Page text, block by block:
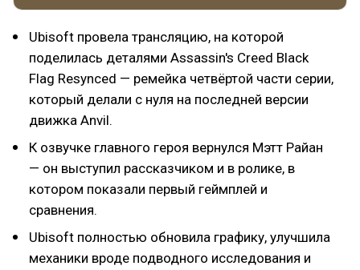
Ubisoft провела трансляцию, на которой
поделилась деталями Assassin's Creed Black
Flag Resynced — ремейка четвёртой части серии,
который делали с нуля на последней версии
движка Anvil.
К озвучке главного героя вернулся Мэтт Райан
— он выступил рассказчиком и в ролике, в
котором показали первый геймплей и
сравнения.
Ubisoft полностью обновила графику, улучшила
механики вроде подводного исследования и